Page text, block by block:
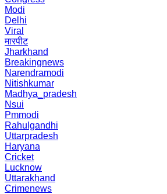
Modi
Delhi
Viral
मारपीट
Jharkhand
Breakingnews
Narendramodi
Nitishkumar
Madhya_pradesh
Nsui
Pmmodi
Rahulgandhi
Uttarpradesh
Haryana
Cricket
Lucknow
Uttarakhand
Crimenews